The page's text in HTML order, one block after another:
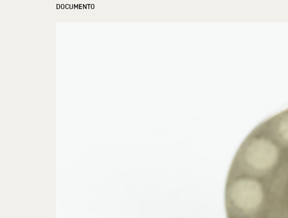
DOCUMENTO